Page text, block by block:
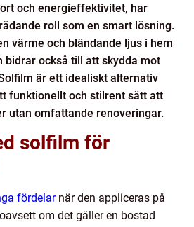
och energieffektivitet, har
roll som en smart lösning.
värme och bländande ljus i hem
bidrar också till att skydda mot
är ett idealiskt alternativ
funktionellt och stilrent sätt att
utan omfattande renoveringar.
solfilm för
fördelarnär den appliceras på
om det gäller en bostad